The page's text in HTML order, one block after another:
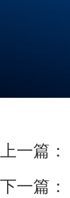
上一篇：
下一篇：